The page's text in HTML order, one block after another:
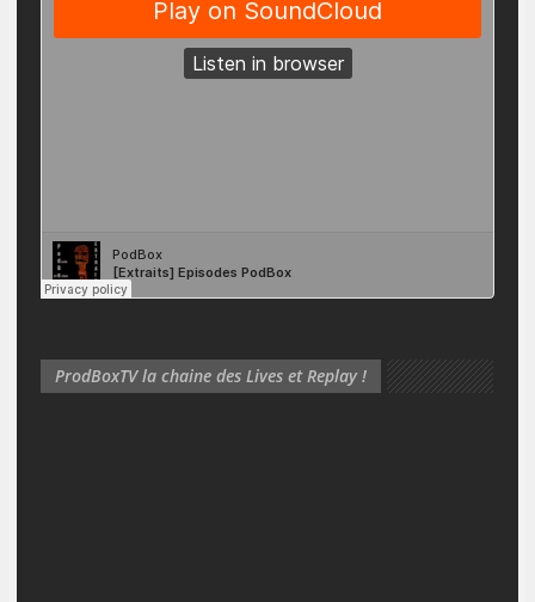
ProdBoxTV la chaine des Lives et Replay !